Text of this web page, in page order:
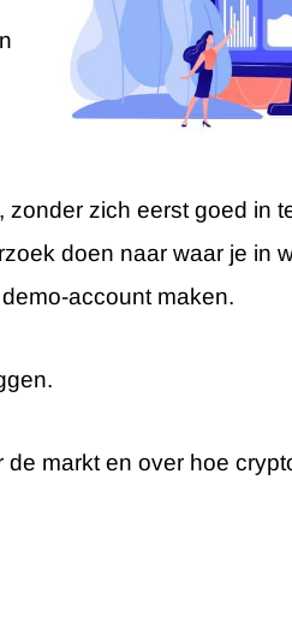
zich eerst goed in
doen naar waar je in
account maken.
markt en over hoe